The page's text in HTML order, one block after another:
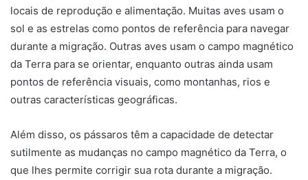
locais de reprodução e alimentação. Muitas aves usam o
sol e as estrelas como pontos de referência para navegar
durante a migração. Outras aves usam o campo magnético
da Terra para se orientar, enquanto outras ainda usam
pontos de referência visuais, como montanhas, rios e
outras características geográficas.
Além disso, os pássaros têm a capacidade de detectar
sutilmente as mudanças no campo magnético da Terra, o
que lhes permite corrigir sua rota durante a migração.